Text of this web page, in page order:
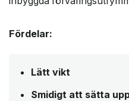
Fördelar:
Lätt vikt
Smidigt att sätta